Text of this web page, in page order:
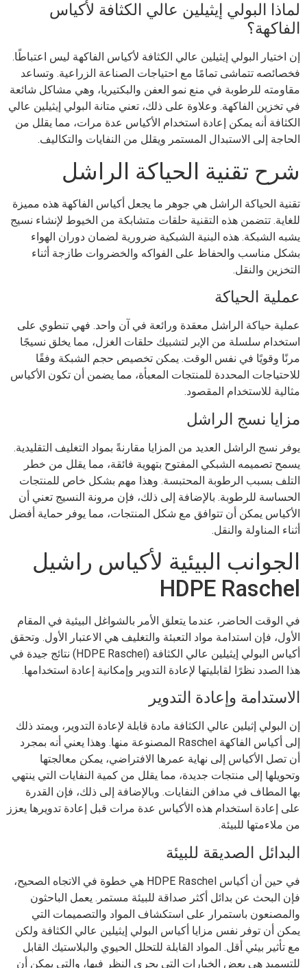
لماذا البولي إيثيلين عالي الكثافة لأكياس
الفاكهة؟
إن اختيار البولي إيثيلين عالي الكثافة لأكياس الفاكهة ليس اعتباطًا.
فخصائصه تتماشى تمامًا مع احتياجات الصناعة الزراعية. وتساعد
مقاومته للرطوبة في منع نمو العفن والبكتيريا، وهي مشاكل شائعة
في تخزين الفاكهة. وعلاوة على ذلك، تعني متانة البولي إيثيلين عالي
الكثافة أنه يمكن إعادة استخدام الأكياس عدة مرات، مما يقلل من
الحاجة إلى الاستبدال المستمر ويقلل من النفايات والتكاليف.
شرح تقنية الحياكة الراشل
تقنية الحياكة الراشل هي جوهر ما يجعل أكياس الفاكهة هذه مميزة
للغاية. تتضمن هذه التقنية حلقات متشابكة من الخيوط لإنشاء نسيج
يشبه الشبكة. هذه البنية الشبكية ضرورية لضمان دوران الهواء
بشكل مناسب والحفاظ على الفواكه والخضروات طازجة أثناء
التخزين والنقل.
عملية الحياكة
عملية حياكة الراشل معقدة ورائعة في آن واحد. فهي تنطوي على
استخدام سلسلة من الإبر لتشبيك حلقات الغزل، مما يخلق نسيجًا
مرنًا وقويًا في نفس الوقت. يمكن تخصيص حجم الشبكة وفقًا
للاحتياجات المحددة للمنتجات المعبأة، مما يضمن أن تكون الأكياس
مثالية للاستخدام المقصود.
مزايا نسج الراشل
يوفر نسج الراشل العديد من المزايا مقارنةً بمواد التغليف التقليدية.
يسمح تصميمه الشبكي المفتوح بتهوية فائقة، مما يقلل من خطر
التلف بسبب الرطوبة المحتبسة. وهذا مهم بشكل خاص للمنتجات
الحساسة للرطوبة. بالإضافة إلى ذلك، فإن مرونة النسيج تعني أن
الأكياس يمكن أن تتوافق مع شكل المنتجات، مما يوفر حماية أفضل
أثناء المناولة والنقل.
الجوانب البيئية لأكياس راشيل
HDPE Raschel
في الوقت الحاضر، عندما يتعلق الأمر بالشواغل البيئية في المقام
الأول، فإن استدامة مواد التعبئة والتغليف هي الاعتبار الأول. وتحقق
أكياس البولي إيثيلين عالي الكثافة (HDPE Raschel) نتائج جيدة في
هذا الصدد نظرًا لقابليتها لإعادة التدوير وإمكانية إعادة استخدامها.
الاستدامة وإعادة التدوير
إن البولي إثيلين عالي الكثافة مادة قابلة لإعادة التدوير، ويمتد ذلك
إلى أكياس الفاكهة Raschel المصنوعة منها. وهذا يعني أنه بمجرد
أن تصل الأكياس إلى نهاية عمرها الافتراضي، يمكن معالجتها
وتحويلها إلى منتجات جديدة، مما يقلل من كمية النفايات التي ينتهي
بها المطاف في مدافن النفايات. وبالإضافة إلى ذلك، فإن القدرة
على إعادة استخدام هذه الأكياس عدة مرات قبل إعادة تدويرها يعزز
من ملاءمتها للبيئة.
البدائل الصديقة للبيئة
في حين أن أكياس HDPE Raschel هي خطوة في الاتجاه الصحيح،
فإن البحث عن بدائل أكثر صداقة للبيئة مستمر. يعمل الباحثون
والمصنعون باستمرار على استكشاف المواد والتصميمات التي
يمكن أن توفر نفس مزايا أكياس البولي إيثيلين عالي الكثافة ولكن
مع تأثير بيئي أقل. المواد القابلة للتحلل الحيوي والبلاستيك القابل
للتسميد هي بعض الخيارات التي يجري النظر فيها، والتي يمكن أن